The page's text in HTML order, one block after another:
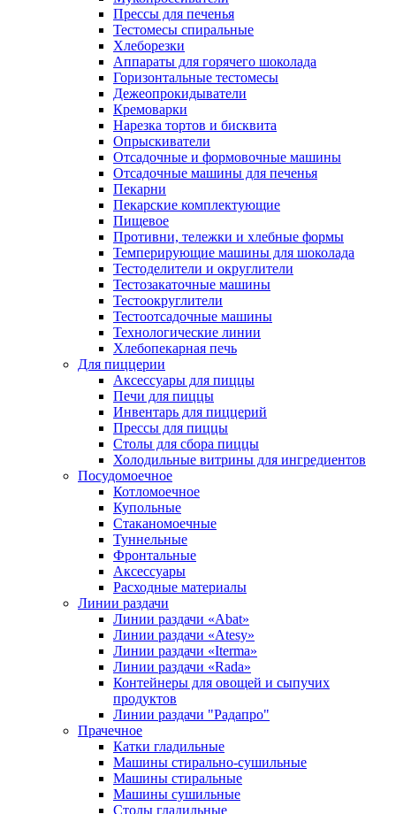
Прессы для печенья
Тестомесы спиральные
Хлеборезки
Аппараты для горячего шоколада
Горизонтальные тестомесы
Дежеопрокидыватели
Кремоварки
Нарезка тортов и бисквита
Опрыскиватели
Отсадочные и формовочные машины
Отсадочные машины для печенья
Пекарни
Пекарские комплектующие
Пищевое
Противни, тележки и хлебные формы
Темперирующие машины для шоколада
Тестоделители и округлители
Тестозакаточные машины
Тестоокруглители
Тестоотсадочные машины
Технологические линии
Хлебопекарная печь
Для пиццерии
Аксессуары для пиццы
Печи для пиццы
Инвентарь для пиццерий
Прессы для пиццы
Столы для сбора пиццы
Холодильные витрины для ингредиентов
Посудомоечное
Котломоечное
Купольные
Стаканомоечные
Туннельные
Фронтальные
Аксессуары
Расходные материалы
Линии раздачи
Линии раздачи «Abat»
Линии раздачи «Atesy»
Линии раздачи «Iterma»
Линии раздачи «Rada»
Контейнеры для овощей и сыпучих
продуктов
Линии раздачи "Радапро"
Прачечное
Катки гладильные
Машины стирально-сушильные
Машины стиральные
Машины сушильные
Столы гладильные